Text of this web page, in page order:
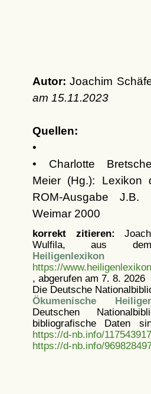
Autor: Joachim
am 15.11.2023
Quellen:
•
• Charlotte
Meier (Hg.): Lexikon
ROM-Ausgabe
Weimar 2000
korrekt zitieren:
Wulfila, aus
Heiligenlexikon
https://
, abgerufen am 7. 8. 2026
Die Deutsche
Ökumenische
Deutschen
bibliografische Daten
https://d-nb.info/
https://d-nb.info/